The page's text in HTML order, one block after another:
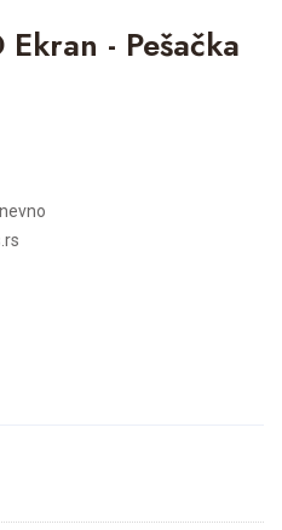
- Pešačka